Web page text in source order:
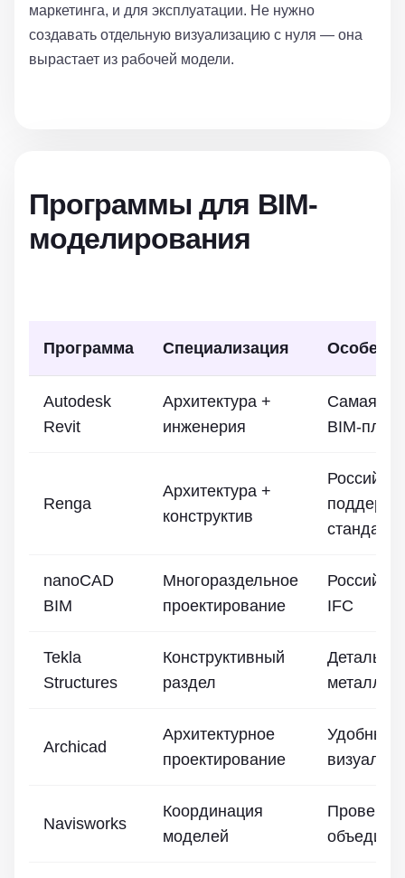
маркетинга, и для эксплуатации. Не нужно
создавать отдельную визуализацию с нуля — она
вырастает из рабочей модели.
Программы для BIM-
моделирования
Программа Специализация
Autodesk
Revit
Архитектура +
инженерия
Самая
BIM-
Renga
Архитектура +
конструктив
nanoCAD
BIM
Многораздельное
проектирование
IFC
Tekla
Structures
Конструктивный
раздел
Archicad
Архитектурное
проектирование
Удобный
Navisworks
Координация
моделей
Проверка